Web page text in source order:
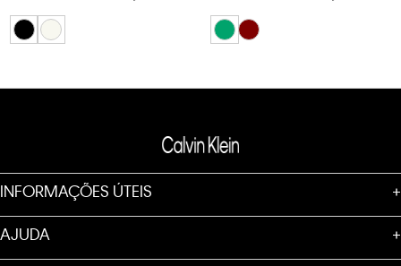
INFORMAÇÕES ÚTEIS +
AJUDA +